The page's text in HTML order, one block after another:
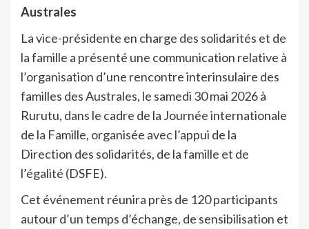
Australes
La vice-présidente en charge des solidarités et de
la famille a présenté une communication relative à
l’organisation d’une rencontre interinsulaire des
familles des Australes, le samedi 30 mai 2026 à
Rurutu, dans le cadre de la Journée internationale
de la Famille, organisée avec l’appui de la
Direction des solidarités, de la famille et de
l’égalité (DSFE).
Cet événement réunira près de 120 participants
autour d’un temps d’échange, de sensibilisation et